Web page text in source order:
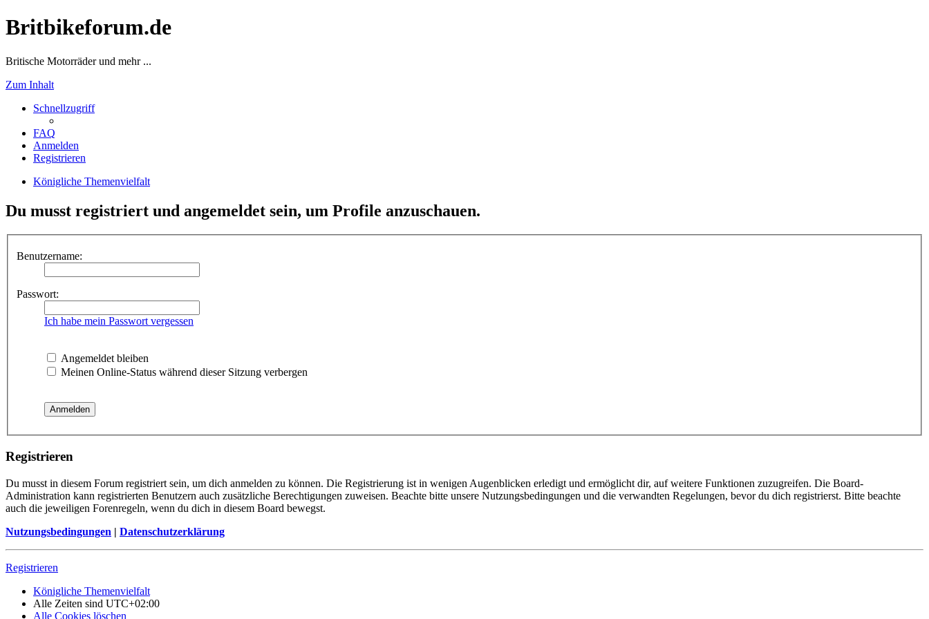
Britbikeforum.de
Britische Motorräder und mehr ...
Zum Inhalt
Schnellzugriff
FAQ
Anmelden
Registrieren
Königliche Themenvielfalt
Du musst registriert und angemeldet sein, um Profile anzuschauen.
Benutzername:
Passwort:
Ich habe mein Passwort vergessen
Angemeldet bleiben
Meinen Online-Status während dieser Sitzung verbergen
Registrieren
Du musst in diesem Forum registriert sein, um dich anmelden zu können. Die Registrierung ist in wenigen Augenblicken erledigt und ermöglicht dir, auf weitere Funktionen zuzugreifen. Die Board-
Administration kann registrierten Benutzern auch zusätzliche Berechtigungen zuweisen. Beachte bitte unsere Nutzungsbedingungen und die verwandten Regelungen, bevor du dich registrierst. Bitte beachte
auch die jeweiligen Forenregeln, wenn du dich in diesem Board bewegst.
Nutzungsbedingungen | Datenschutzerklärung
Registrieren
Königliche Themenvielfalt
Alle Zeiten sind UTC+02:00
Alle Cookies löschen